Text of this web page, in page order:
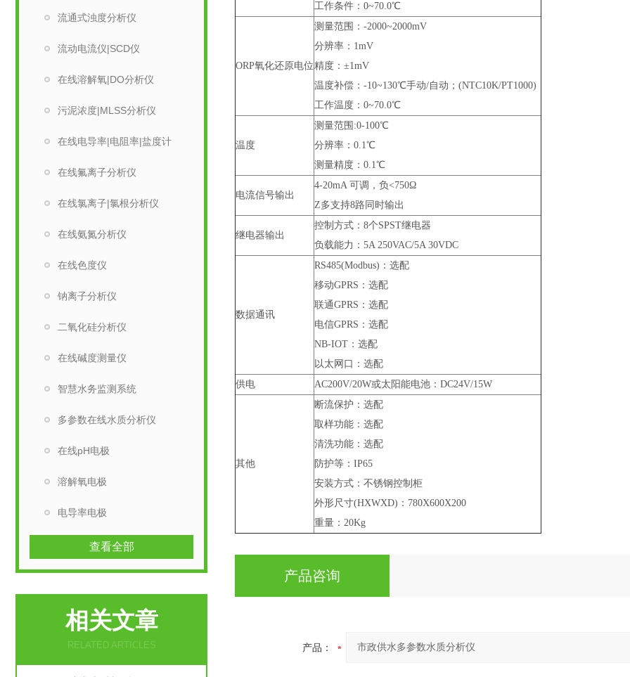
流通式浊度分析仪
流动电流仪|SCD仪
在线溶解氧|DO分析仪
污泥浓度|MLSS分析仪
在线电导率|电阻率|盐度计
在线氟离子分析仪
在线氯离子|氯根分析仪
在线氨氮分析仪
在线色度仪
钠离子分析仪
二氧化硅分析仪
在线碱度测量仪
智慧水务监测系统
多参数在线水质分析仪
在线pH电极
溶解氧电极
电导率电极
查看全部
相关文章
RELATED ARTICLES
工作条件：0~70.0℃
ORP氧化还原电位
测量范围：-2000~2000mV
分辨率：1mV
精度：±1mV
温度补偿：-10~130℃手动/自动；(NTC10K/PT1000)
工作温度：0~70.0℃
温度
测量范围:0-100℃
分辨率：0.1℃
测量精度：0.1℃
电流信号输出
4-20mA 可调，负<750Ω
Z多支持8路同时输出
继电器输出
控制方式：8个SPST继电器
负载能力：5A 250VAC/5A 30VDC
数据通讯
RS485(Modbus)：选配
移动GPRS：选配
联通GPRS：选配
电信GPRS：选配
NB-IOT：选配
以太网口：选配
供电
AC200V/20W或太阳能电池：DC24V/15W
其他
断流保护：选配
取样功能：选配
清洗功能：选配
防护等：IP65
安装方式：不锈钢控制柜
外形尺寸(HXWXD)：780X600X200
重量：20Kg
产品咨询
产品：